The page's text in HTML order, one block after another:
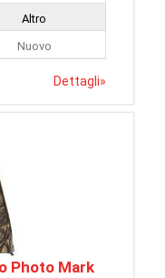
Altro
Nuovo
Dettagli»
Photo Mark